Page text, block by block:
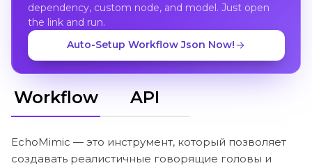
dependency, custom node, and model. Just open
the link and run.
Auto-Setup Workflow Json Now!
Workflow API
EchoMimic — это инструмент, который позволяет
создавать реалистичные говорящие головы и